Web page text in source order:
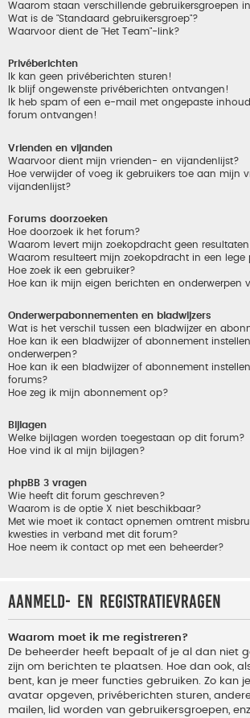
Waarom staan verschillende gebruikersgroepen
Wat is de "Standaard gebruikersgroep"?
Waarvoor dient de "Het Team"-link?
Privéberichten
Ik kan geen privéberichten sturen!
Ik blijf ongewenste privéberichten ontvangen!
Ik heb spam of een e-mail met ongepaste
forum ontvangen!
Vrienden en vijanden
Waarvoor dient mijn vrienden- en vijandenlijst?
Hoe verwijder of voeg ik gebruikers toe aan mijn
vijandenlijst?
Forums doorzoeken
Hoe doorzoek ik het forum?
Waarom levert mijn zoekopdracht geen
Waarom resulteert mijn zoekopdracht in een lege
Hoe zoek ik een gebruiker?
Hoe kan ik mijn eigen berichten en onderwerpen
Onderwerpabonnementen en bladwijzers
Wat is het verschil tussen een bladwijzer en
Hoe kan ik een bladwijzer of abonnement
onderwerpen?
Hoe kan ik een bladwijzer of abonnement
forums?
Hoe zeg ik mijn abonnement op?
Bijlagen
Welke bijlagen worden toegestaan op dit forum?
Hoe vind ik al mijn bijlagen?
phpBB 3 vragen
Wie heeft dit forum geschreven?
Waarom is de optie X niet beschikbaar?
Met wie moet ik contact opnemen omtrent
kwesties in verband met dit forum?
Hoe neem ik contact op met een beheerder?
Aanmeld- en registratievragen
Waarom moet ik me registreren?
De beheerder heeft bepaalt of je al dan niet
zijn om berichten te plaatsen. Hoe dan ook,
bent, kan je meer functies gebruiken. Zo kan
avatar opgeven, privéberichten sturen,
mailen, lid worden van gebruikersgroepen,